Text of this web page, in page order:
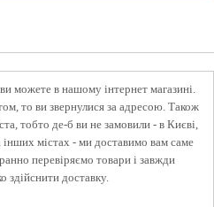
можете в нашому інтернет магазині.
то ви звернулися за адресою. Також
тобто де-б ви не замовили - в Києві,
інших містах - ми доставимо вам саме
перевіряємо товари і завжди
здійснити доставку.